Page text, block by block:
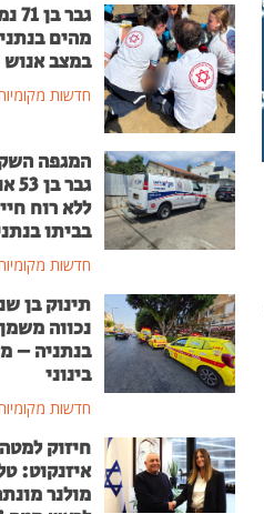
גבר
מהים
במצב אנוש
חדשות
המגפה
גבר
ללא רוח
בביתו
חדשות
תינוק בן
נכווה
בנתניה –
בינוני
חדשות
חיזוק למטה
איזנקוט:
מולנר